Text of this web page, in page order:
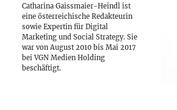
Catharina Gaissmaier-Heindl ist
eine österreichische Redakteurin
sowie Expertin für Digital
Marketing und Social Strategy. Sie
war von August 2010 bis Mai 2017
bei VGN Medien Holding
beschäftigt.